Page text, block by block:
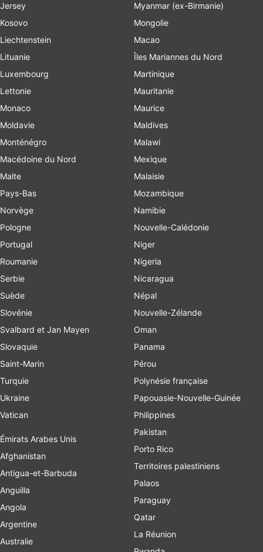
Jersey
Kosovo
Liechtenstein
Lituanie
Luxembourg
Lettonie
Monaco
Moldavie
Monténégro
Macédoine du Nord
Malte
Pays-Bas
Norvège
Pologne
Portugal
Roumanie
Serbie
Suède
Slovénie
Svalbard et Jan Mayen
Slovaquie
Saint-Marin
Turquie
Ukraine
Vatican
Émirats Arabes Unis
Afghanistan
Antigua-et-Barbuda
Anguilla
Angola
Argentine
Australie
Myanmar (ex-Birmanie)
Mongolie
Macao
Îles Mariannes du Nord
Martinique
Mauritanie
Maurice
Maldives
Malawi
Mexique
Malaisie
Mozambique
Namibie
Nouvelle-Calédonie
Niger
Nigeria
Nicaragua
Népal
Nouvelle-Zélande
Oman
Panama
Pérou
Polynésie française
Papouasie-Nouvelle-Guinée
Philippines
Pakistan
Porto Rico
Territoires palestiniens
Palaos
Paraguay
Qatar
La Réunion